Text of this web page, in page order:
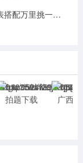
《天地劫：幽城再临》评测：倾国倾城的外表搭配万里挑一的灵魂
拍题下载